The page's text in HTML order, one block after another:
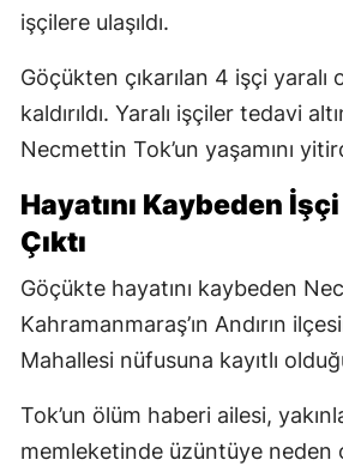
işçilere ulaşıldı.
Göçükten çıkarılan 4 işçi
kaldırıldı. Yaralı işçiler tedavi
Necmettin Tok’un yaşamını
Hayatını Kaybeden İşçi
Çıktı
Göçükte hayatını kaybeden
Kahramanmaraş’ın Andırın
Mahallesi nüfusuna kayıtlı
Tok’un ölüm haberi ailesi,
memleketinde üzüntüye neden